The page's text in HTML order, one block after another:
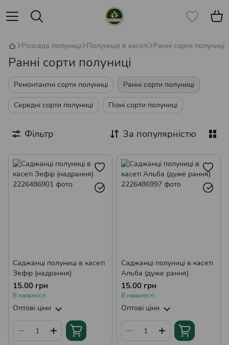
Розсада полуниці Полуниця в касеті Ранні сорти полуниці
Ранні сорти полуниці
Ремонтантні сорти полуниці Ранні сорти полуниці
Середні сорти полуниці Пізні сорти полуниці
Фільтр За популярністю
Саджанці полуниці в касеті
Зефір (надрання)
15.00 грн
В наявності
Оптові ціни
Саджанці полуниці в касеті
Альба (дуже рання)
15.00 грн
В наявності
Оптові ціни